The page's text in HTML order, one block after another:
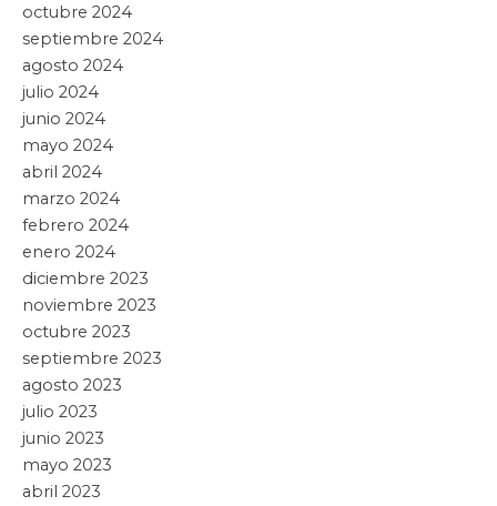
octubre 2024
septiembre 2024
agosto 2024
julio 2024
junio 2024
mayo 2024
abril 2024
marzo 2024
febrero 2024
enero 2024
diciembre 2023
noviembre 2023
octubre 2023
septiembre 2023
agosto 2023
julio 2023
junio 2023
mayo 2023
abril 2023